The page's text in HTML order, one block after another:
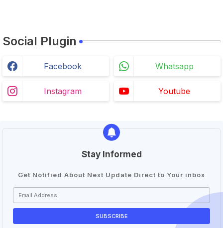
Social Plugin
Facebook Whatsapp
Instagram Youtube
Stay Informed
Get Notified About Next Update Direct to Your inbox